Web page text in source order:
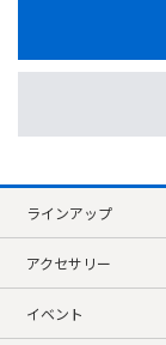
ラインアップ
アクセサリー
イベント